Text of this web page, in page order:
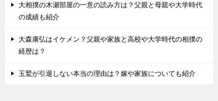
大相撲の木瀬部屋の一意の読み方は？父親と母親や大学時代
の成績も紹介
大森康弘はイケメン？父親や家族と高校や大学時代の相撲の
経歴は？
玉鷲が引退しない本当の理由は？嫁や家族についても紹介